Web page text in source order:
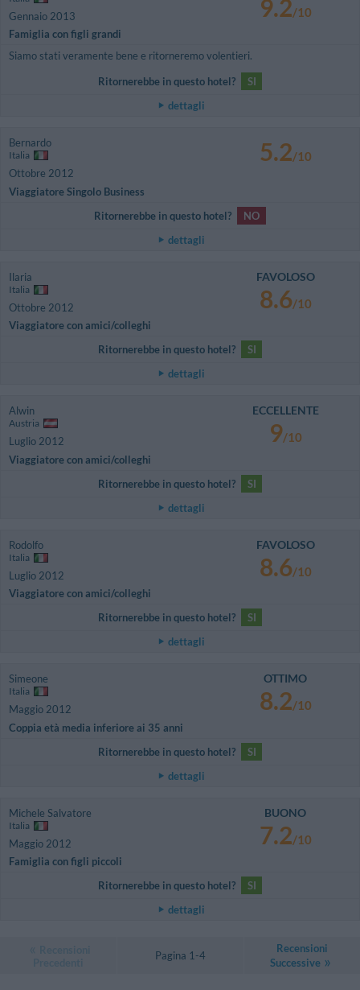
Gennaio 2013
Famiglia con figli grandi
9.2/10
Siamo stati veramente bene e ritorneremo volentieri.
Ritornerebbe in questo hotel?
SI
dettagli
Bernardo
Italia
Ottobre 2012
Viaggiatore Singolo Business
5.2/10
Ritornerebbe in questo hotel?
NO
dettagli
Ilaria
Italia
Ottobre 2012
Viaggiatore con amici/colleghi
FAVOLOSO
8.6/10
Ritornerebbe in questo hotel?
SI
dettagli
Alwin
Austria
Luglio 2012
Viaggiatore con amici/colleghi
ECCELLENTE
9/10
Ritornerebbe in questo hotel?
SI
dettagli
Rodolfo
Italia
Luglio 2012
Viaggiatore con amici/colleghi
FAVOLOSO
8.6/10
Ritornerebbe in questo hotel?
SI
dettagli
Simeone
Italia
Maggio 2012
Coppia età media inferiore ai 35 anni
OTTIMO
8.2/10
Ritornerebbe in questo hotel?
SI
dettagli
Michele Salvatore
Italia
Maggio 2012
Famiglia con figli piccoli
BUONO
7.2/10
Ritornerebbe in questo hotel?
SI
dettagli
Pagina 1-4
Recensioni
Successive